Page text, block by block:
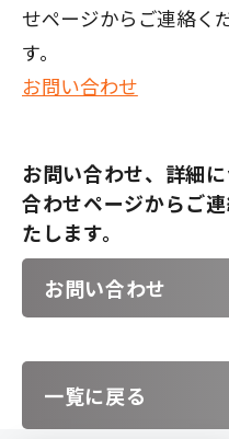
せページからご連絡く
す。
お問い合わせ
お問い合わせ、詳細
合わせページからご
たします。
お問い合わせ
一覧に戻る